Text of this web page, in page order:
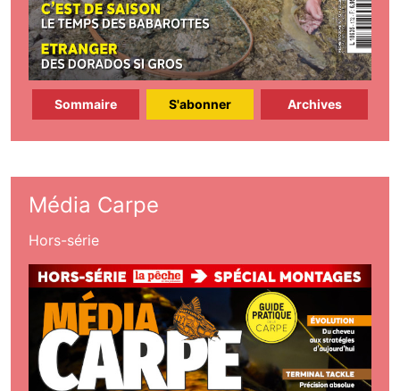
Sommaire S'abonner Archives
Média Carpe
Hors-série